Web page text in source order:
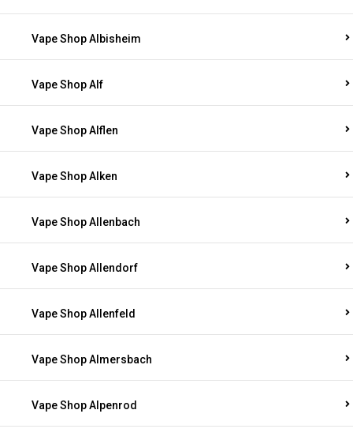
Vape Shop Albisheim
Vape Shop Alf
Vape Shop Alflen
Vape Shop Alken
Vape Shop Allenbach
Vape Shop Allendorf
Vape Shop Allenfeld
Vape Shop Almersbach
Vape Shop Alpenrod